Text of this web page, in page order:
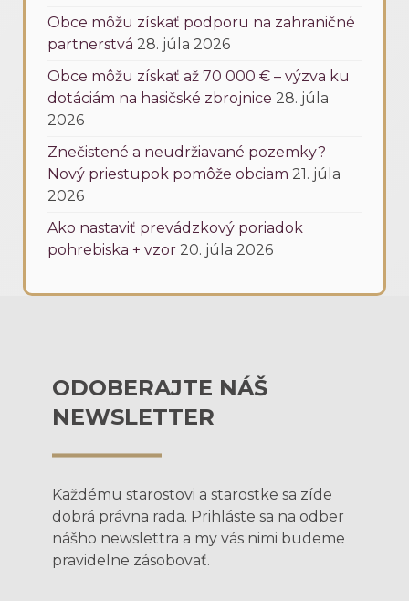
Obce môžu získať podporu na zahraničné
partnerstvá 28. júla 2026
Obce môžu získať až 70 000 € – výzva ku
dotáciám na hasičské zbrojnice 28. júla
2026
Znečistené a neudržiavané pozemky?
Nový priestupok pomôže obciam 21. júla
2026
Ako nastaviť prevádzkový poriadok
pohrebiska + vzor 20. júla 2026
ODOBERAJTE NÁŠ
NEWSLETTER
Každému starostovi a starostke sa zíde
dobrá právna rada. Prihláste sa na odber
nášho newslettra a my vás nimi budeme
pravidelne zásobovať.